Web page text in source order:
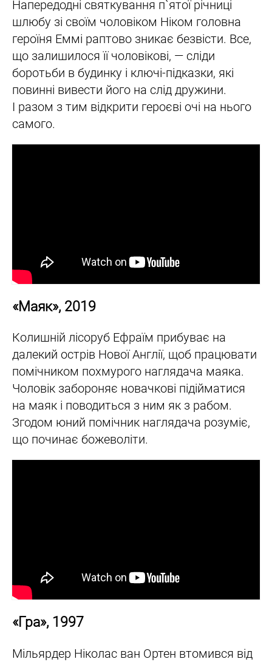
Напередодні святкування п`ятої річниці
шлюбу зі своїм чоловіком Ніком головна
героїня Еммі раптово зникає безвісти. Все,
що залишилося її чоловікові, — сліди
боротьби в будинку і ключі-підказки, які
повинні вивести його на слід дружини.
І разом з тим відкрити героєві очі на нього
самого.
«Маяк», 2019
Колишній лісоруб Ефраїм прибуває на
далекий острів Нової Англії, щоб працювати
помічником похмурого наглядача маяка.
Чоловік забороняє новачкові підійматися
на маяк і поводиться з ним як з рабом.
Згодом юний помічник наглядача розуміє,
що починає божеволіти.
«Гра», 1997
Мільярдер Ніколас ван Ортен втомився від